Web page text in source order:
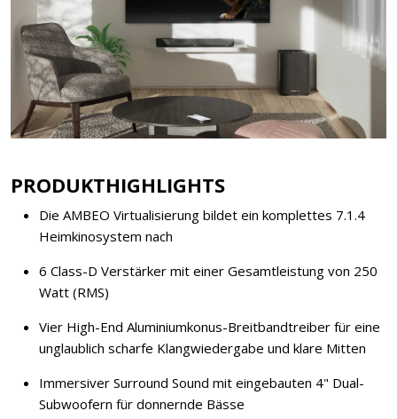
PRODUKTHIGHLIGHTS
Die AMBEO Virtualisierung bildet ein komplettes 7.1.4
Heimkinosystem nach
6 Class-D Verstärker mit einer Gesamtleistung von 250
Watt (RMS)
Vier High-End Aluminiumkonus-Breitbandtreiber für eine
unglaublich scharfe Klangwiedergabe und klare Mitten
Immersiver Surround Sound mit eingebauten 4" Dual-
Subwoofern für donnernde Bässe